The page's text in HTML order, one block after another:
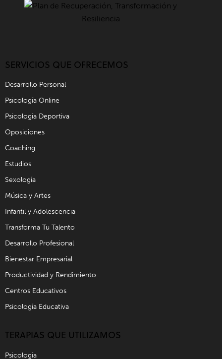
SERVICIOS QUE OFRECEMOS
Desarrollo Personal
Psicología Online
Psicología Deportiva
Oposiciones
Coaching
Estudios
Sexología
Música y Artes
Infantil y Adolescencia
Transforma Tu Talento
Desarrollo Profesional
Bienestar Empresarial
Productividad y Rendimiento
Centros Educativos
Psicología Educativa
TERAPIAS QUE UTILIZAMOS
Psicología